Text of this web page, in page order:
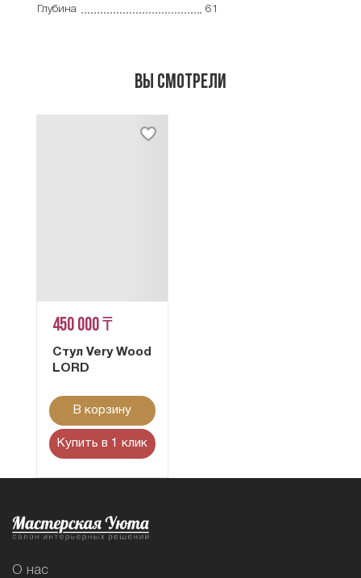
Глубина
61
Вы смотрели
450 000 ₸
Стул Very Wood
LORD
В корзину
Купить в 1 клик
О нас